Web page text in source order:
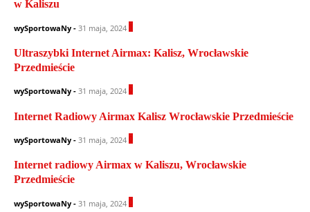
w Kaliszu
wySportowaNy - 31 maja, 2024
Ultraszybki Internet Airmax: Kalisz, Wrocławskie
Przedmieście
wySportowaNy - 31 maja, 2024
Internet Radiowy Airmax Kalisz Wrocławskie Przedmieście
wySportowaNy - 31 maja, 2024
Internet radiowy Airmax w Kaliszu, Wrocławskie
Przedmieście
wySportowaNy - 31 maja, 2024